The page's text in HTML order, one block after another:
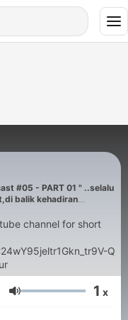
#05 - PART 01 " ..selalu
balik kehadiran
Q
Volume 1 x